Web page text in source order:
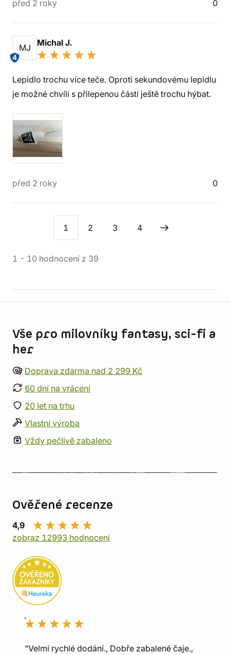
před 2 roky 0
MJ
4
Michal J.
Lepidlo trochu více teče. Oproti sekundovému lepidlu
je možné chvíli s přilepenou částí ještě trochu hýbat.
před 2 roky 0
1 2 3 4
1 - 10 hodnocení z 39
Vše pro milovníky fantasy, sci-fi a
her
Doprava zdarma nad 2 299 Kč
60 dní na vrácení
20 let na trhu
Vlastní výroba
Vždy pečlivě zabaleno
Ověřené recenze
4,9
zobraz 12993 hodnocení
"Velmi rychlé dodání., Dobře zabalené čaje.,